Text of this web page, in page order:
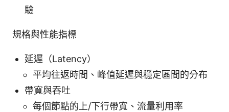
驗
規格與性能指標
延遲（Latency）
平均往返時間、峰值延遲與穩定區間的分布
帶寬與吞吐
每個節點的上/下行帶寬、流量利用率